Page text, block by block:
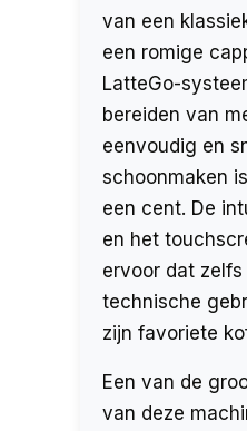
van een
een romige
LatteGo-
bereiden van
eenvoudig en
schoonmaken
een cent. De
en het
ervoor dat
technische
zijn favoriete
Een van de
van deze